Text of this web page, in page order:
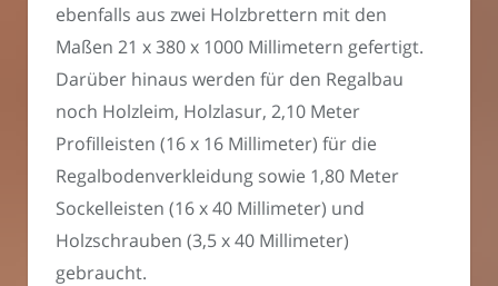
ebenfalls aus zwei Holzbrettern mit den
Maßen 21 x 380 x 1000 Millimetern gefertigt.
Darüber hinaus werden für den Regalbau
noch Holzleim, Holzlasur, 2,10 Meter
Profilleisten (16 x 16 Millimeter) für die
Regalbodenverkleidung sowie 1,80 Meter
Sockelleisten (16 x 40 Millimeter) und
Holzschrauben (3,5 x 40 Millimeter)
gebraucht.